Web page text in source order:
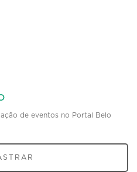
de eventos no Portal Belo